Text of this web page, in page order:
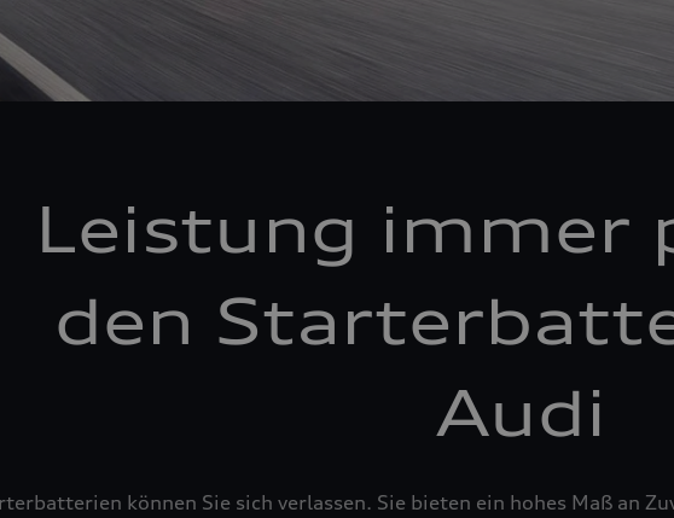
Leistung immer
den
Audi
können Sie sich verlassen. Sie bieten ein hohes Maß an